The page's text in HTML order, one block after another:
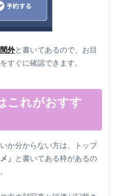
外と書いてあるので、お目
すぐに確認できます。
これがおすす
か分からない方は、トップ
」 と書いてある枠があるの